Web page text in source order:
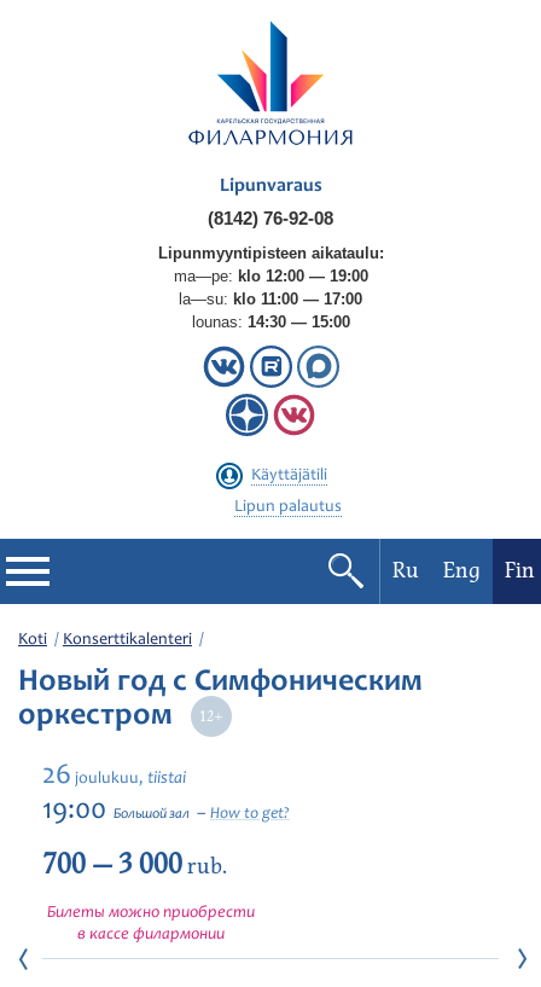
Lipunvaraus
(8142) 76-92-08
Lipunmyyntipisteen aikataulu:
ma—pe: klo 12:00 — 19:00
la—su: klo 11:00 — 17:00
lounas: 14:30 — 15:00
Käyttäjätili
Lipun palautus
Filharmonia
Konserttikalenteri
Festivaalit
Ru Eng Fin
Koti Konserttikalenteri
Новый год с Симфоническим
оркестром
26 joulukuu, tiistai
19:00 Большой зал How to get?
700 — 3 000rub.
Билеты можно приобрести
в кассе филармонии